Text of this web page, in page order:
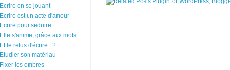
Ecrire en se jouant
Ecrire est un acte d'amour
Ecrire pour séduire
Elle s'anime, grâce aux mots
Et le refus d'écrire...?
Etudier son matériau
Fixer les ombres